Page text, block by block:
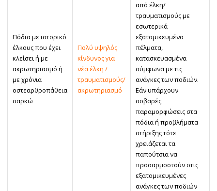
Πόδια με ιστορικό
έλκους που έχει
κλείσει ή με
ακρωτηριασμό ή
με χρόνια
οστεαρθροπάθεια
σαρκώ
Πολύ υψηλός
κίνδυνος για
νέα έλκη /
τραυματισμούς/
ακρωτηριασμό
από έλκη/
τραυματισμούς με
εσωτερικά
εξατομικευμένα
πέλματα,
κατασκευασμένα
σύμφωνα με τις
ανάγκες των ποδιών.
Εάν υπάρχουν
σοβαρές
παραμορφώσεις στα
πόδια ή προβλήματα
στήριξης τότε
χρειάζεται τα
παπούτσια να
προσαρμοστούν στις
εξατομικευμένες
ανάγκες των ποδιών